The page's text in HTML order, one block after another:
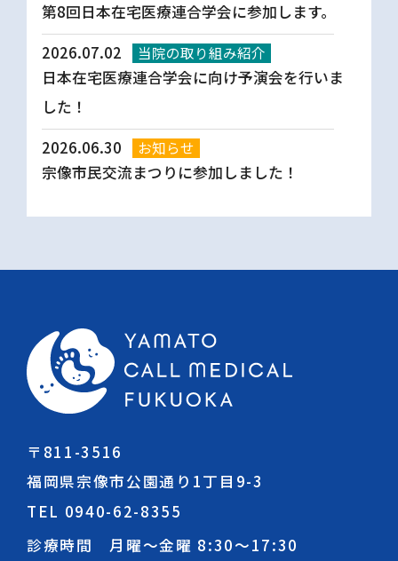
第8回日本在宅医療連合学会に参加します。
2026.07.02
当院の取り組み紹介
日本在宅医療連合学会に向け予演会を行いま
した！
2026.06.30
お知らせ
宗像市民交流まつりに参加しました！
〒811-3516
福岡県宗像市公園通り1丁目9-3
TEL 0940-62-8355
診療時間 月曜～金曜 8:30～17:30